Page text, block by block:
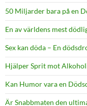
50 Miljarder bara på en
En av världens mest
Sex kan döda – En
Hjälper Sprit mot
Kan Humor vara en
Är Snabbmaten den